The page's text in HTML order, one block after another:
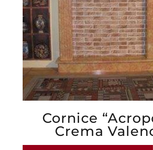
Cornice
Crema